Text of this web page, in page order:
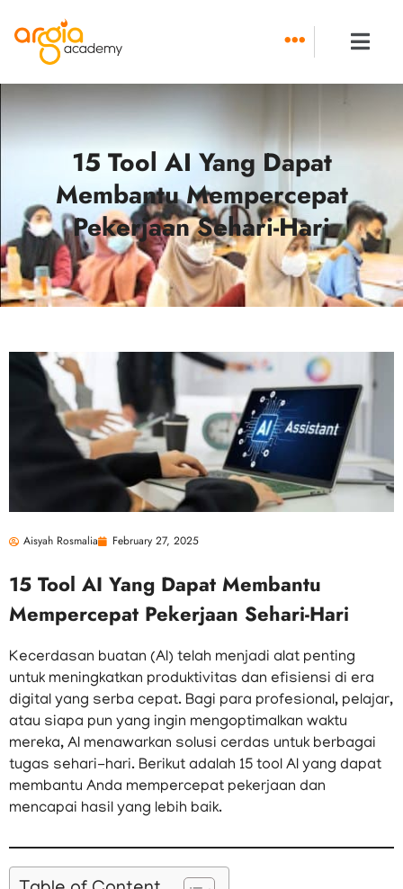
content
15 Tool AI Yang Dapat
Membantu Mempercepat
Pekerjaan Sehari-Hari
Aisyah Rosmalia February 27, 2025
15 Tool AI Yang Dapat Membantu
Mempercepat Pekerjaan Sehari-Hari
Kecerdasan buatan (AI) telah menjadi alat penting
untuk meningkatkan produktivitas dan efisiensi di era
digital yang serba cepat. Bagi para profesional, pelajar,
atau siapa pun yang ingin mengoptimalkan waktu
mereka, AI menawarkan solusi cerdas untuk berbagai
tugas sehari-hari. Berikut adalah 15 tool AI yang dapat
membantu Anda mempercepat pekerjaan dan
mencapai hasil yang lebih baik.